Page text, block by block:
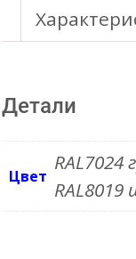
125mm
Кронштейн
карнизный
Детали
Цвет
RAL8019